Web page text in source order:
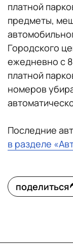
платной
предметы,
Городского
ежедневно с
платной
номеров
Последние
в разделе
поделиться